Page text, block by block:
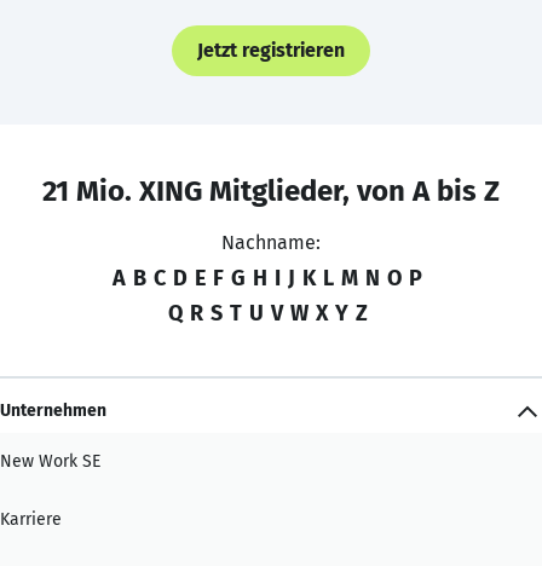
Jetzt registrieren
21 Mio. XING Mitglieder, von A bis Z
Nachname:
A B C D E F G H I J K L M N O P
Q R S T U V W X Y Z
Unternehmen
New Work SE
Karriere